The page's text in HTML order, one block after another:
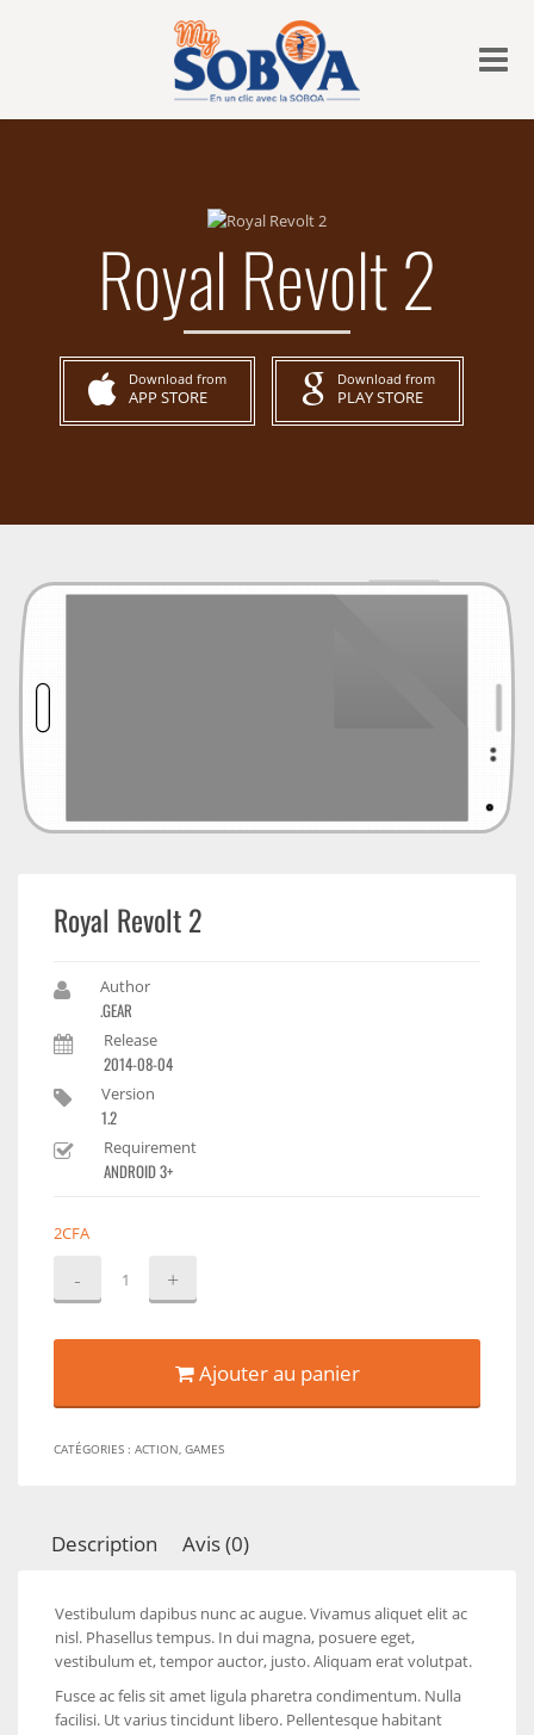
Royal Revolt 2
Download from
APP STORE
Download from
PLAY STORE
Royal Revolt 2
Author
.GEAR
Release
2014-08-04
Version
1.2
Requirement
ANDROID 3+
2CFA
Revolt
Ajouter au panier
CATÉGORIES : ACTION GAMES
Description Avis (0)
Vestibulum dapibus nunc ac augue. Vivamus aliquet elit ac
nisl. Phasellus tempus. In dui magna, posuere eget,
vestibulum et, tempor auctor, justo. Aliquam erat volutpat.
Fusce ac felis sit amet ligula pharetra condimentum. Nulla
facilisi. Ut varius tincidunt libero. Pellentesque habitant